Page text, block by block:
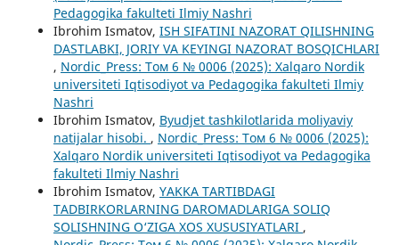
Pedagogika fakulteti Ilmiy Nashri
Ibrohim Ismatov, ISH SIFATINI NAZORAT QILISHNING
DASTLABKI, JORIY VA KEYINGI NAZORAT BOSQICHLARI
, Nordic_Press: Том 6 № 0006 (2025): Xalqaro Nordik
universiteti Iqtisodiyot va Pedagogika fakulteti Ilmiy
Nashri
Ibrohim Ismatov, Byudjet tashkilotlarida moliyaviy
natijalar hisobi. , Nordic_Press: Том 6 № 0006 (2025):
Xalqaro Nordik universiteti Iqtisodiyot va Pedagogika
fakulteti Ilmiy Nashri
Ibrohim Ismatov, YAKKA TARTIBDAGI
TADBIRKORLARNING DAROMADLARIGA SOLIQ
SOLISHNING O‘ZIGA XOS XUSUSIYATLARI ,